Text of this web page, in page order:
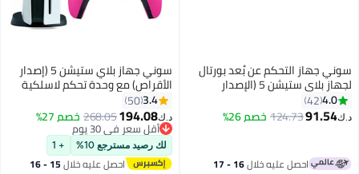
سوني جهاز التحكم عن بُعد بورتال
لجهاز بلاي ستيشن 5 (الإصدار
الرسمي) - أسود منتصف الليل
4.0
42
د.ك‏91.54
124.73خصم 26%
احصل عليه خلال 16 - 17
سوني جهاز بلاي ستيشن 5 (إصدار
الأقراص) مع وحدة تحكم لاسلكية
إضافية - اللون الوردي
3.4
50
د.ك‏194.08
268.05خصم 27%
أقل سعر في 30 يوم
أقل سعر في 30 يوم
لك رصيد مسترجع 10% + 1
احصل عليه خلال 15 - 16